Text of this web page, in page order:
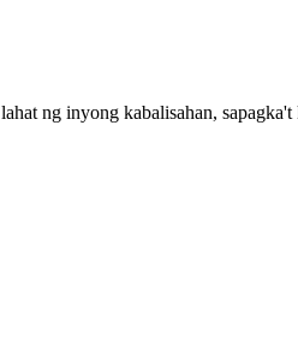
ng inyong kabalisahan,